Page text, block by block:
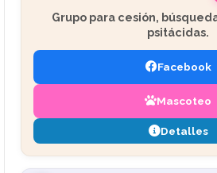
Grupo para cesión,
psitácidas.
Facebook
Mascoteo
Detalles